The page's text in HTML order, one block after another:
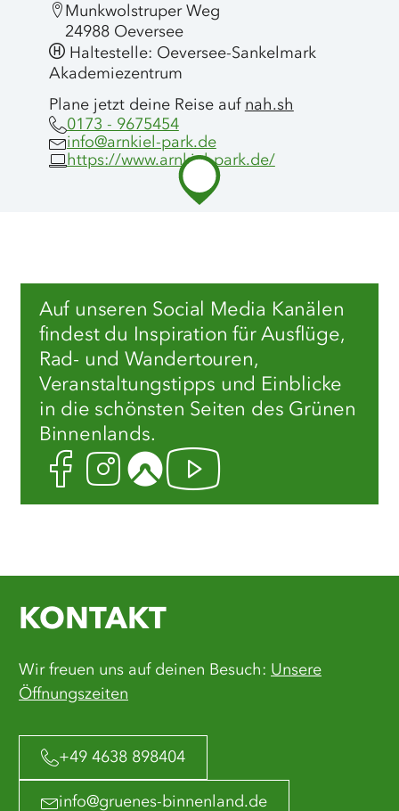
Munkwolstruper Weg
24988 Oeversee
Haltestelle: Oeversee-Sankelmark
Akademiezentrum
Plane jetzt deine Reise auf nah.sh
0173 - 9675454
info@arnkiel-park.de
https://www.arnkiel-park.de/
Auf unseren Social Media Kanälen
findest du Inspiration für Ausflüge,
Rad- und Wandertouren,
Veranstaltungstipps und Einblicke
in die schönsten Seiten des Grünen
Binnenlands.
FacebookInstagram
KomootYoutube
KONTAKT
Wir freuen uns auf deinen Besuch: Unsere
Öffnungszeiten
+49 4638 898404
info@gruenes-binnenland.de